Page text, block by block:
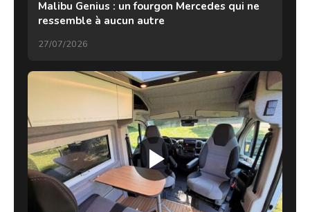
Malibu Genius : un fourgon Mercedes qui ne
ressemble à aucun autre
27/07/2026